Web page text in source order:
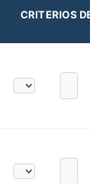
CRITERIOS